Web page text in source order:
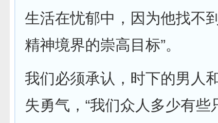
生活在忧郁中，因为他找不
精神境界的崇高目标”。
我们必须承认，时下的男人
失勇气，“我们众人多少有些